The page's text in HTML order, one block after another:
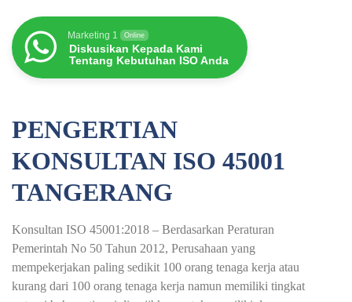
Marketing 1 Online
Diskusikan Kepada Kami
Tentang Kebutuhan ISO Anda
PENGERTIAN
KONSULTAN ISO 45001
TANGERANG
Konsultan ISO 45001:2018 – Berdasarkan Peraturan
Pemerintah No 50 Tahun 2012, Perusahaan yang
mempekerjakan paling sedikit 100 orang tenaga kerja atau
kurang dari 100 orang tenaga kerja namun memiliki tingkat